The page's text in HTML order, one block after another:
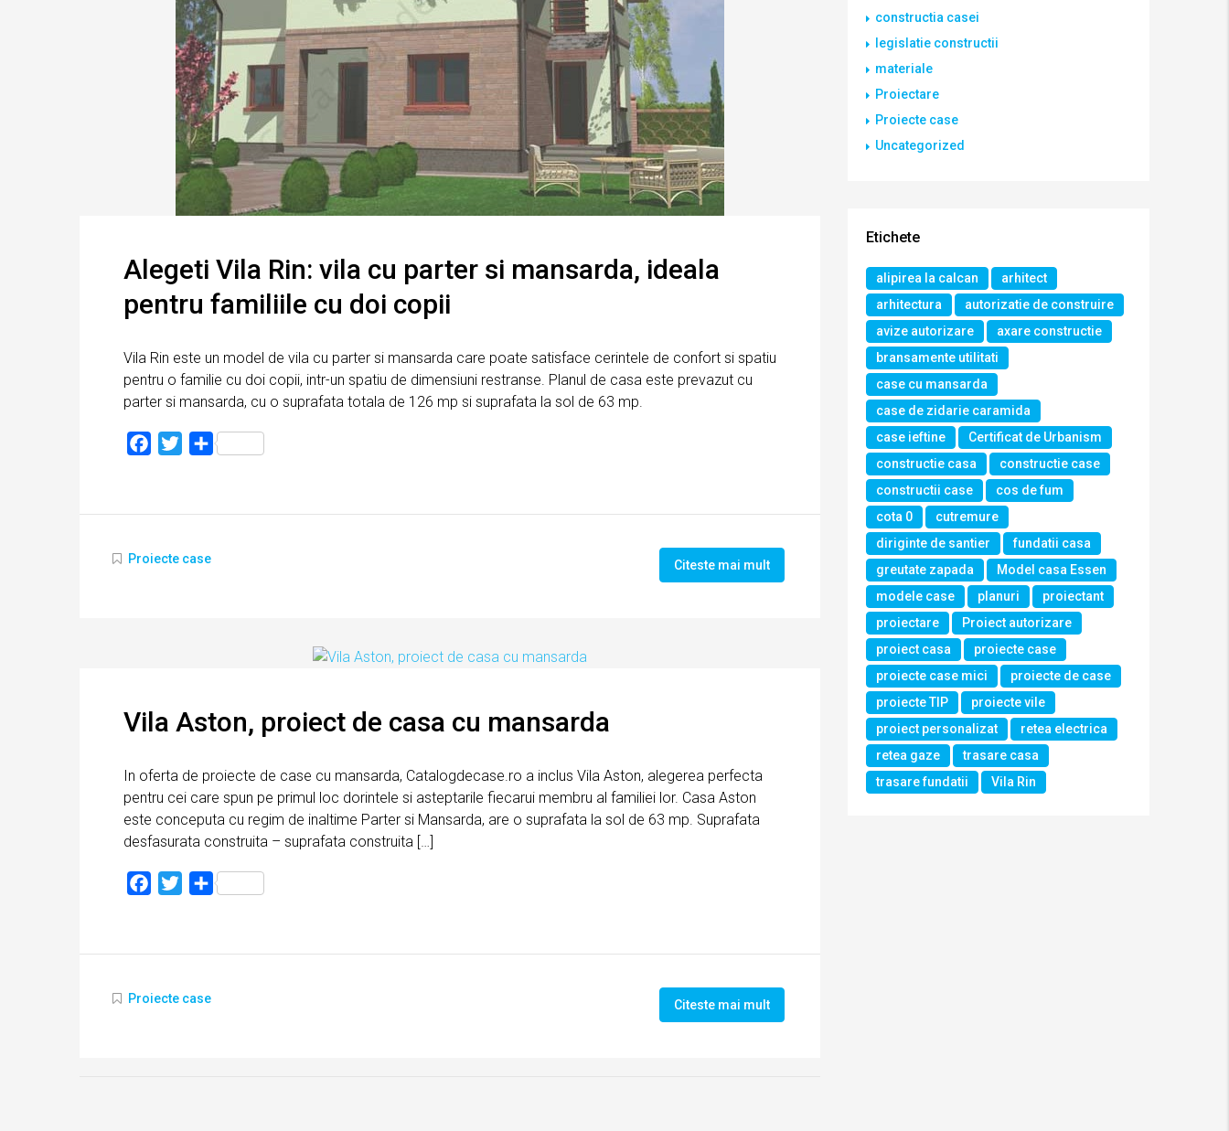
Alegeti Vila Rin: vila cu parter si mansarda, ideala
pentru familiile cu doi copii
Vila Rin este un model de vila cu parter si mansarda care poate satisface cerintele de confort si spatiu
pentru o familie cu doi copii, intr-un spatiu de dimensiuni restranse. Planul de casa este prevazut cu
parter si mansarda, cu o suprafata totala de 126 mp si suprafata la sol de 63 mp.
Facebook
TwitterPartajează
Proiecte case Citeste mai mult
Vila Aston, proiect de casa cu mansarda
In oferta de proiecte de case cu mansarda, Catalogdecase.ro a inclus Vila Aston, alegerea perfecta
pentru cei care spun pe primul loc dorintele si asteptarile fiecarui membru al familiei lor. Casa Aston
este conceputa cu regim de inaltime Parter si Mansarda, are o suprafata la sol de 63 mp. Suprafata
desfasurata construita – suprafata construita […]
Facebook
TwitterPartajează
Proiecte case Citeste mai mult
constructia casei
legislatie constructii
materiale
Proiectare
Proiecte case
Uncategorized
Etichete
alipirea la calcan
arhitect
arhitectura
autorizatie de construire
avize autorizare
axare constructie
bransamente utilitati
case cu mansarda
case de zidarie caramida
case ieftine
Certificat de Urbanism
constructie casa
constructie case
constructii case
cos de fum
cota 0
cutremure
diriginte de santier
fundatii casa
greutate zapada
Model casa Essen
modele case
planuri
proiectant
proiectare
Proiect autorizare
proiect casa
proiecte case
proiecte case mici
proiecte de case
proiecte TIP
proiecte vile
proiect personalizat
retea electrica
retea gaze
trasare casa
trasare fundatii
Vila Rin